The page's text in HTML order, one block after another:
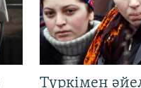
Түркімен